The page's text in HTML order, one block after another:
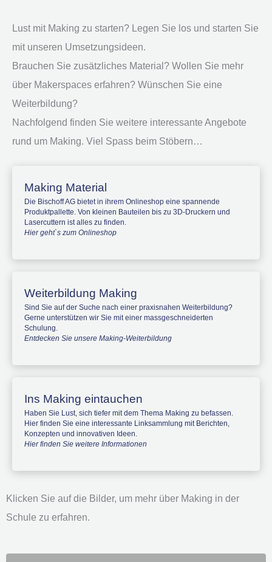
Lust mit Making zu starten? Legen Sie los und starten Sie
mit unseren Umsetzungsideen.
Brauchen Sie zusätzliches Material? Wollen Sie mehr
über Makerspaces erfahren? Wünschen Sie eine
Weiterbildung?
Nachfolgend finden Sie weitere interessante Angebote
rund um Making. Viel Spass beim Stöbern…
Making Material
Die Bischoff AG bietet in ihrem Onlineshop eine spannende
Produktpallette. Von kleinen Bauteilen bis zu 3D-Druckern und
Lasercuttern ist alles zu finden.
Hier geht`s zum Onlineshop
Weiterbildung Making
Sind Sie auf der Suche nach einer praxisnahen Weiterbildung?
Gerne unterstützen wir Sie mit einer massgeschneiderten
Schulung.
Entdecken Sie unsere Making-Weiterbildung
Ins Making eintauchen
Haben Sie Lust, sich tiefer mit dem Thema Making zu befassen.
Hier finden Sie eine interessante Linksammlung mit Berichten,
Konzepten und innovativen Ideen.
Hier finden Sie weitere Informationen
Klicken Sie auf die Bilder, um mehr über Making in der
Schule zu erfahren.